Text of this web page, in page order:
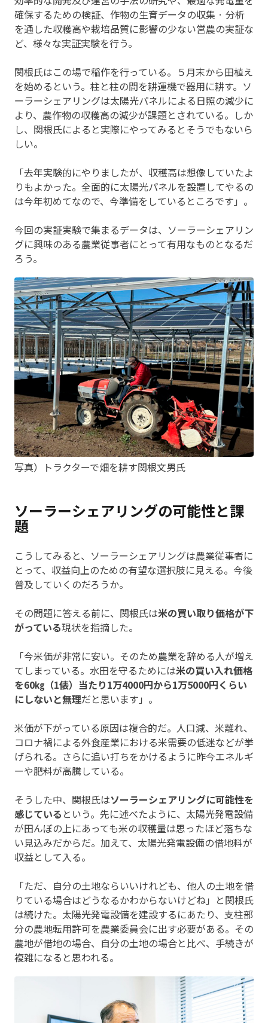
確保するための検証、作物の生育データの収集 · 分析
を通した収穫高や栽培品質に影響の少ない営農の実証な
ど、様々な実証実験を行う。
関根氏はこの場で稲作を行っている。５月末から田植え
を始めるという。柱と柱の間を耕運機で器用に耕す。ソ
ーラーシェアリングは太陽光パネルによる日照の減少に
より、農作物の収穫高の減少が課題とされている。しか
し、関根氏によると実際にやってみるとそうでもないら
しい。
「去年実験的にやりましたが、収穫高は想像していたよ
りもよかった。全面的に太陽光パネルを設置してやるの
は今年初めてなので、今準備をしているところです」。
今回の実証実験で集まるデータは、ソーラーシェアリン
グに興味のある農業従事者にとって有用なものとなるだ
ろう。
写真）トラクターで畑を耕す関根文男氏
ソーラーシェアリングの可能性と課
題
こうしてみると、ソーラーシェアリングは農業従事者に
とって、収益向上のための有望な選択肢に見える。今後
普及していくのだろうか。
その問題に答える前に、関根氏は米の買い取り価格が下
がっている現状を指摘した。
「今米価が非常に安い。そのため農業を辞める人が増え
てしまっている。水田を守るためには米の買い入れ価格
を60㎏（1俵）当たり1万4000円から1万5000円くらい
にしないと無理だと思います」。
米価が下がっている原因は複合的だ。人口減、米離れ、
コロナ禍による外食産業における米需要の低迷などが挙
げられる。さらに追い打ちをかけるように昨今エネルギ
ーや肥料が高騰している。
そうした中、関根氏はソーラーシェアリングに可能性を
感じている という。先に述べたように、太陽光発電設備
が田んぼの上にあっても米の収穫量は思ったほど落ちな
い見込みだからだ。加えて、太陽光発電設備の借地料が
収益として入る。
「ただ、自分の土地ならいいけれども、他人の土地を借
りている場合はどうなるかわからないけどね」と関根氏
は続けた。太陽光発電設備を建設するにあたり、支柱部
分の農地転用許可を農業委員会に出す必要がある。その
農地が借地の場合、自分の土地の場合と比べ、手続きが
複雑になると思われる。